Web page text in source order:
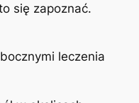
⁣się zapoznać.
leczenia